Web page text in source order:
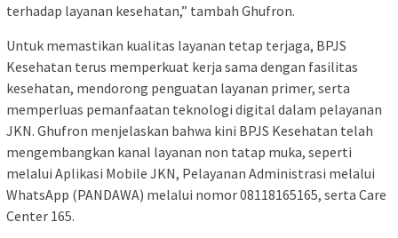
terhadap layanan kesehatan,” tambah Ghufron.
Untuk memastikan kualitas layanan tetap terjaga, BPJS
Kesehatan terus memperkuat kerja sama dengan fasilitas
kesehatan, mendorong penguatan layanan primer, serta
memperluas pemanfaatan teknologi digital dalam pelayanan
JKN. Ghufron menjelaskan bahwa kini BPJS Kesehatan telah
mengembangkan kanal layanan non tatap muka, seperti
melalui Aplikasi Mobile JKN, Pelayanan Administrasi melalui
WhatsApp (PANDAWA) melalui nomor 08118165165, serta Care
Center 165.